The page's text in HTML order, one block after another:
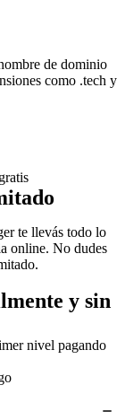
de dominio
como .tech y
te llevás todo lo
online. No dudes
y sin
nivel pagando